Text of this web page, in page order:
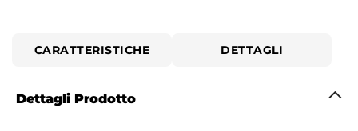
CARATTERISTICHE DETTAGLI
Dettagli Prodotto